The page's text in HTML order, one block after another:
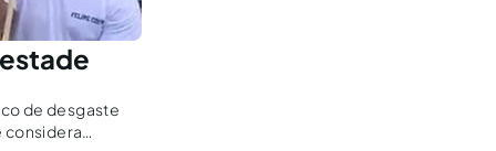
de desgaste
considera